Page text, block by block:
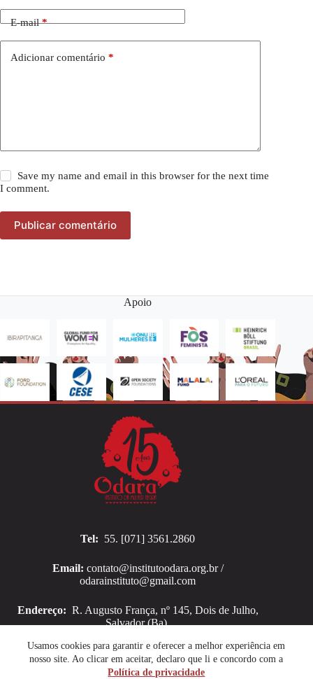
Usamos cookies para garantir e oferecer a melhor experiência em
nosso site. Ao clicar em aceitar, declaro que li e concordo com a
Política de privacidade
E-mail*
Adicionar comentário *
Save my name and email in this browser for the next time
I comment.
Publicar comentário
Apoio
Tel: 55. [071] 3561.2860
Email: contato@institutoodara.org.br /
odarainstituto@gmail.com
Endereço: R. Augusto França, nº 145, Dois de Julho,
Salvador (Ba).